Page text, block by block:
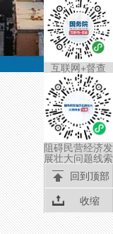
互联网+督查
阻碍民营经济发
展壮大问题线索
回到顶部
收缩